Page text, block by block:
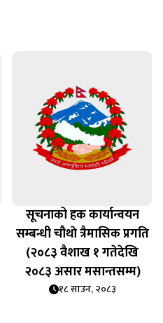
सूचनाको हक कार्यान्वयन
सम्बन्धी चौथाे त्रैमासिक प्रगति
(२०८३ वैशाख १ गतेदेखि
२०८३ असार मसान्तसम्म)
१८ साउन, २०८३